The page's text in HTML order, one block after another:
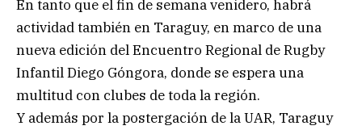
En tanto que el fin de semana venidero, habrá
actividad también en Taraguy, en marco de una
nueva edición del Encuentro Regional de Rugby
Infantil Diego Góngora, donde se espera una
multitud con clubes de toda la región.
Y además por la postergación de la UAR, Taraguy